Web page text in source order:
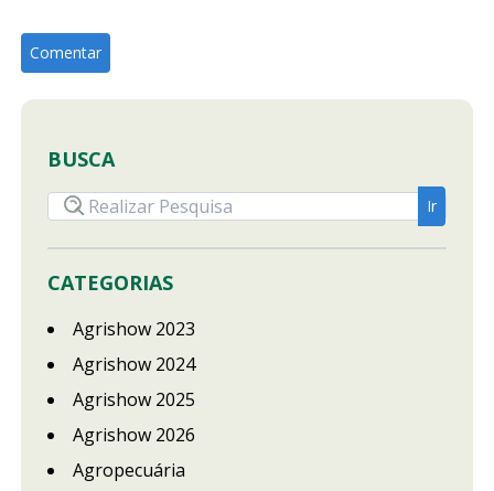
BUSCA
CATEGORIAS
Agrishow 2023
Agrishow 2024
Agrishow 2025
Agrishow 2026
Agropecuária